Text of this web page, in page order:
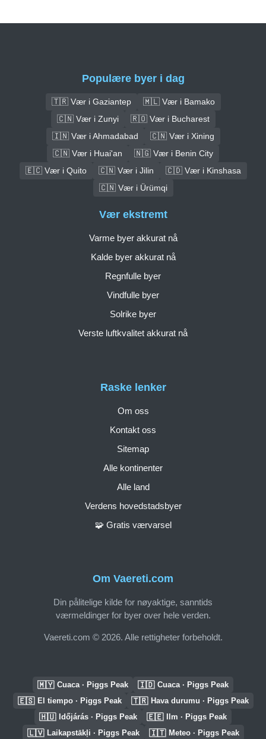
Populære byer i dag
🇹🇷 Vær i Gaziantep
🇲🇱 Vær i Bamako
🇨🇳 Vær i Zunyi
🇷🇴 Vær i Bucharest
🇮🇳 Vær i Ahmadabad
🇨🇳 Vær i Xining
🇨🇳 Vær i Huai'an
🇳🇬 Vær i Benin City
🇪🇨 Vær i Quito
🇨🇳 Vær i Jilin
🇨🇩 Vær i Kinshasa
🇨🇳 Vær i Ürümqi
Om Vaereti.com
Din pålitelige kilde for nøyaktige, sanntids
værmeldinger for byer over hele verden.
Vaereti.com © 2026. Alle rettigheter forbeholdt.
Raske lenker
Om oss
Kontakt oss
Sitemap
Alle kontinenter
Alle land
Verdens hovedstadsbyer
🧩 Gratis værvarsel
Vær ekstremt
Varme byer akkurat nå
Kalde byer akkurat nå
Regnfulle byer
Vindfulle byer
Solrike byer
Verste luftkvalitet akkurat nå
🇲🇾 Cuaca · Piggs Peak 🇮🇩 Cuaca · Piggs Peak
🇪🇸 El tiempo · Piggs Peak 🇹🇷 Hava durumu · Piggs Peak
🇭🇺 Időjárás · Piggs Peak 🇪🇪 Ilm · Piggs Peak
🇱🇻 Laikapstākļi · Piggs Peak 🇮🇹 Meteo · Piggs Peak